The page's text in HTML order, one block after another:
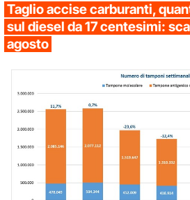
Taglio accise carburanti,
sul diesel da 17 centesimi:
agosto